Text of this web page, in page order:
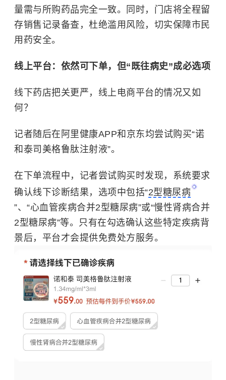
量需与所购药品完全一致。同时，门店将全程留
存销售记录备查，杜绝滥用风险，切实保障市民
用药安全。
线上平台：依然可下单，但“既往病史”成必选项
线下药店把关更严，线上电商平台的情况又如
何？
记者随后在阿里健康APP和京东均尝试购买“诺
和泰司美格鲁肽注射液”。
在下单流程中，记者尝试购买时发现，系统要求
确认线下诊断结果，选项中包括“2型糖尿病
”、“心血管疾病合并2型糖尿病”或“慢性肾病合并
2型糖尿病”等。只有在勾选确认这些特定疾病背
景后，平台才会提供免费处方服务。